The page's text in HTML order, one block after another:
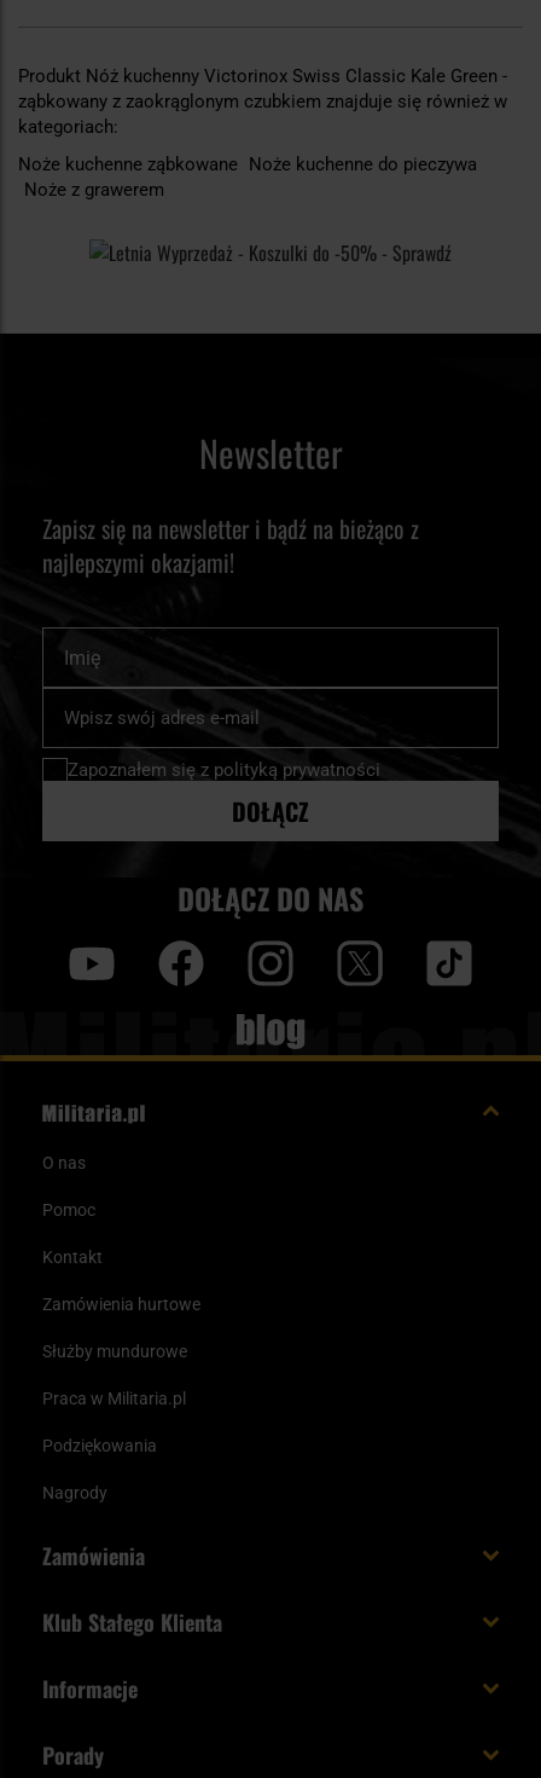
Produkt Nóż kuchenny Victorinox Swiss Classic Kale Green -
ząbkowany z zaokrąglonym czubkiem znajduje się również w
kategoriach:
Noże kuchenne ząbkowane Noże kuchenne do pieczywa
Noże z grawerem
Newsletter
Zapisz się na newsletter i bądź na bieżąco z
najlepszymi okazjami!
nasz
newsletter:
Zapoznałem się z polityką prywatności
DOŁĄCZ
DOŁĄCZ DO NAS
Blog
O nas
Pomoc
Kontakt
Zamówienia hurtowe
Służby mundurowe
Praca w Militaria.pl
Podziękowania
Nagrody
Zamówienia
Paczka w weekend
Status zamówienia
Klub Stałego Klienta
Unboxing Militaria.pl
Informacje
Porady